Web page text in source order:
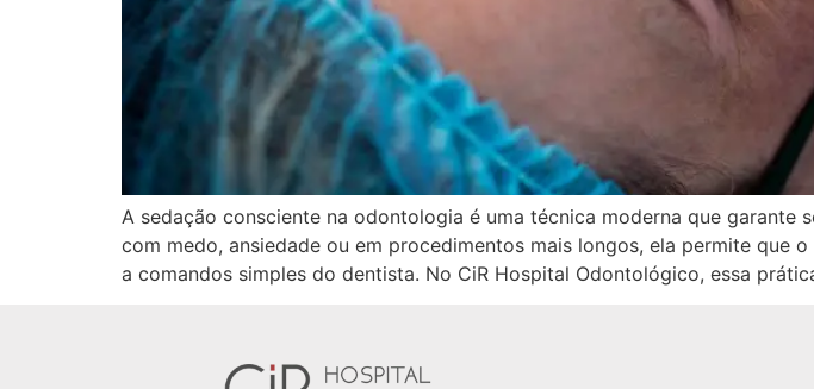
A sedação consciente na odontologia é uma técnica moderna que
com medo, ansiedade ou em procedimentos mais longos, ela permite que
a comandos simples do dentista. No CiR Hospital Odontológico, essa